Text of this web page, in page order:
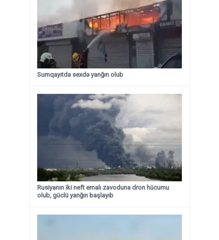
Sumqayıtda sexdə yanğın olub
Rusiyanın iki neft emalı zavoduna dron hücumu
olub, güclü yanğın başlayıb